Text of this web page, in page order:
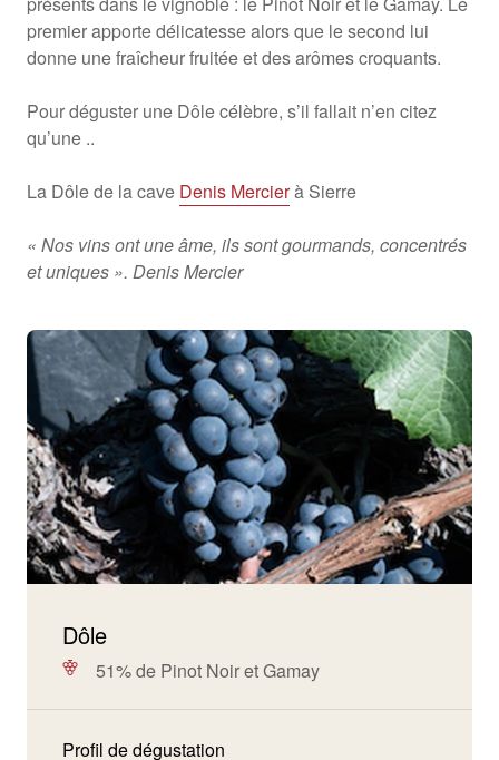
premier apporte délicatesse alors que le second lui
donne une fraîcheur fruitée et des arômes croquants.
Pour déguster une Dôle célèbre, s’il fallait n’en citez
qu’une ..
La Dôle de la cave Denis Mercierà Sierre
« Nos vins ont une âme, ils sont gourmands, concentrés
et uniques ». Denis Mercier
Dôle
51% de Pinot Noir et Gamay
Profil de dégustation